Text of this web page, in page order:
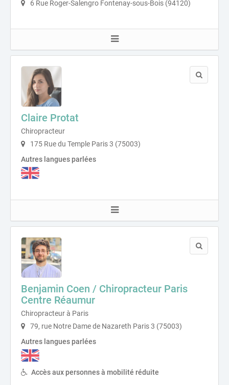
6 Rue Roger-Salengro Fontenay-sous-Bois (94120)
Claire Protat
Chiropracteur
175 Rue du Temple Paris 3 (75003)
Autres langues parlées
Benjamin Coen / Chiropracteur Paris
Centre Réaumur
Chiropracteur à Paris
79, rue Notre Dame de Nazareth Paris 3 (75003)
Autres langues parlées
Accès aux personnes à mobilité réduite